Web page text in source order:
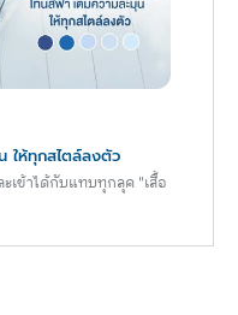
ให้ทุกสไตล์ลงตัว
เข้าได้กับแทบทุกลุค "เสื้อ